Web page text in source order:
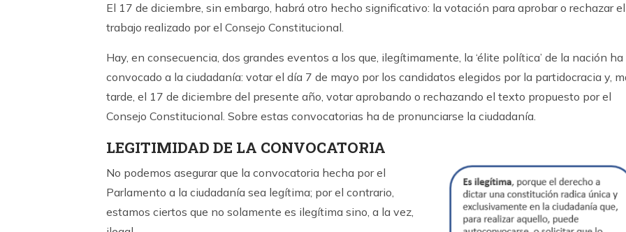
El 17 de diciembre, sin embargo, habrá otro hecho significativo: la votación para aprobar o rechazar el
trabajo realizado por el Consejo Constitucional.
Hay, en consecuencia, dos grandes eventos a los que, ilegítimamente, la ‘élite política’ de la nación ha
convocado a la ciudadanía: votar el día 7 de mayo por los candidatos elegidos por la partidocracia y,
tarde, el 17 de diciembre del presente año, votar aprobando o rechazando el texto propuesto por el
Consejo Constitucional. Sobre estas convocatorias ha de pronunciarse la ciudadanía.
LEGITIMIDAD DE LA CONVOCATORIA
No podemos asegurar que la convocatoria hecha por el
Parlamento a la ciudadanía sea legítima; por el contrario,
estamos ciertos que no solamente es ilegítima sino, a la vez,